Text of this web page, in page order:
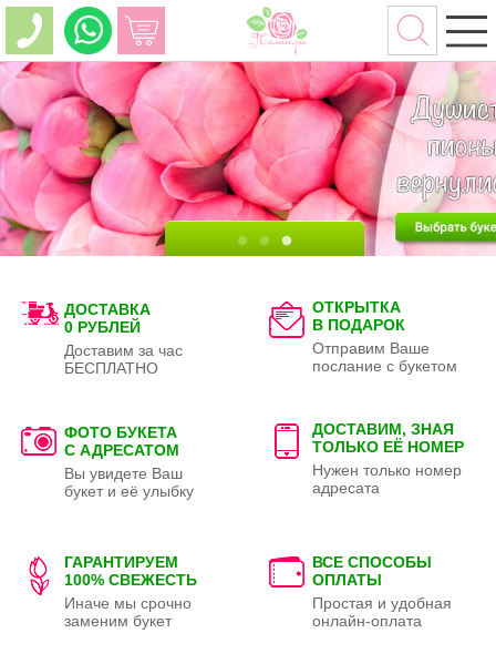
ДОСТАВКА
0 РУБЛЕЙ
Доставим за час
БЕСПЛАТНО
ОТКРЫТКА
В ПОДАРОК
Отправим Ваше
послание с букетом
ФОТО БУКЕТА
С АДРЕСАТОМ
Вы увидете Ваш
букет и её улыбку
ДОСТАВИМ, ЗНАЯ
ТОЛЬКО ЕЁ НОМЕР
Нужен только номер
адресата
ГАРАНТИРУЕМ
100% СВЕЖЕСТЬ
Иначе мы срочно
заменим букет
ВСЕ СПОСОБЫ
ОПЛАТЫ
Простая и удобная
онлайн-оплата